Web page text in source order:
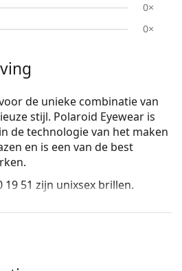
0×
0×
de unieke combinatie van
stijl. Polaroid Eyewear is
de technologie van het maken
en is een van de best
19 51 zijn unixsex brillen.